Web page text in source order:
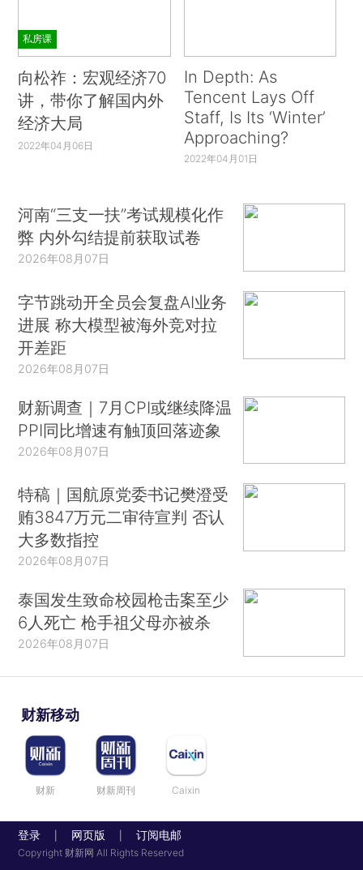
私房课
向松祚：宏观经济70
讲，带你了解国内外
经济大局
2022年04月06日
In Depth: As
Tencent Lays Off
Staff, Is Its ‘Winter’
Approaching?
2022年04月01日
河南“三支一扶”考试规模化作
弊 内外勾结提前获取试卷
2026年08月07日
字节跳动开全员会复盘AI业务
进展 称大模型被海外竞对拉
开差距
2026年08月07日
财新调查｜7月CPI或继续降温
PPI同比增速有触顶回落迹象
2026年08月07日
特稿｜国航原党委书记樊澄受
贿3847万元二审待宣判 否认
大多数指控
2026年08月07日
泰国发生致命校园枪击案至少
6人死亡 枪手祖父母亦被杀
2026年08月07日
财新移动
财新 财新周刊 Caixin
登录 网页版 订阅电邮
Copyright 财新网 All Rights Reserved